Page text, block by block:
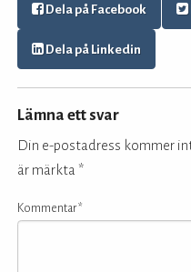
Dela på Facebook
Dela på Linkedin
Lämna ett svar
Din e-postadress kommer
är märkta *
Kommentar*